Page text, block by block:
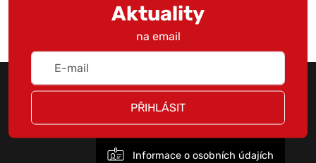
Aktuality
na email
PŘIHLÁSIT
Informace o osobních údajích